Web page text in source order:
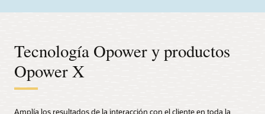
Tecnología Opower y productos
Opower X
Amplía los resultados de la interacción con el cliente en toda la